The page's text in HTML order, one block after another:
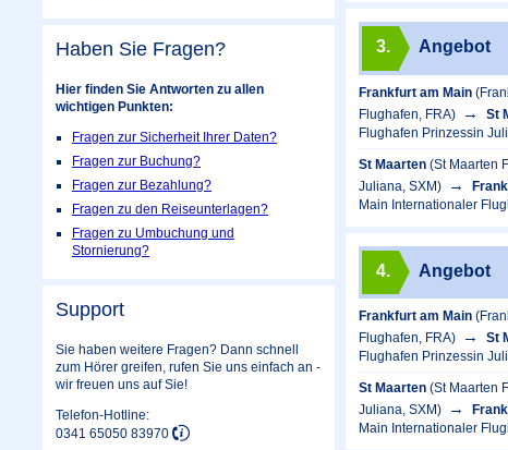
3. Angebot
Frankfurt am Main
Flughafen, FRA)
St
Flughafen Prinzessin
St Maarten (St Maarten
Juliana, SXM)
Main Internationaler
4. Angebot
Frankfurt am Main
Flughafen, FRA)
St
Flughafen Prinzessin
St Maarten (St Maarten
Juliana, SXM)
Main Internationaler
Haben Sie Fragen?
Hier finden Sie Antworten zu allen
wichtigen Punkten:
Fragen zur Sicherheit Ihrer Daten?
Fragen zur Buchung?
Fragen zur Bezahlung?
Fragen zu den Reiseunterlagen?
Fragen zu Umbuchung und
Stornierung?
Support
Sie haben weitere Fragen? Dann schnell
zum Hörer greifen, rufen Sie uns einfach an -
wir freuen uns auf Sie!
Telefon-Hotline:
0341 65050 83970